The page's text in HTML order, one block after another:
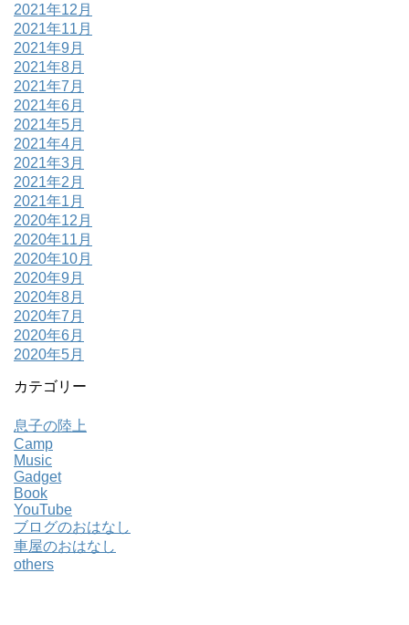
2021年12月
2021年11月
2021年9月
2021年8月
2021年7月
2021年6月
2021年5月
2021年4月
2021年3月
2021年2月
2021年1月
2020年12月
2020年11月
2020年10月
2020年9月
2020年8月
2020年7月
2020年6月
2020年5月
カテゴリー
息子の陸上
Camp
Music
Gadget
Book
YouTube
ブログのおはなし
車屋のおはなし
others